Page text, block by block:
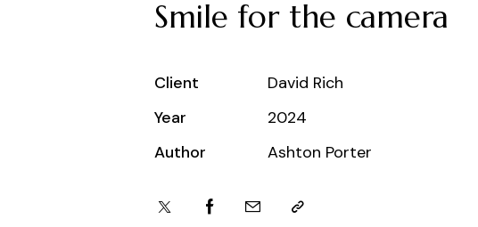
Smile for the camera
Client
David Rich
Year
2024
Author
Ashton Porter